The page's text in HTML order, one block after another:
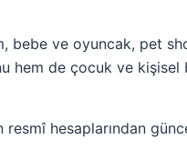
bebe ve oyuncak, pet
hem de çocuk ve kişisel
hesaplarından